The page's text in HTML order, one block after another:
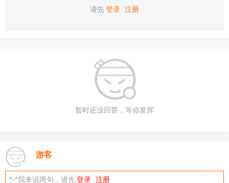
请先登录 · 注册
暂时还没回答，等你发挥
游客
^-^我来说两句，请先登录 · 注册